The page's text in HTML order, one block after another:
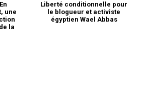
une
la
Liberté conditionnelle pour
le blogueur et activiste
égyptien Wael Abbas